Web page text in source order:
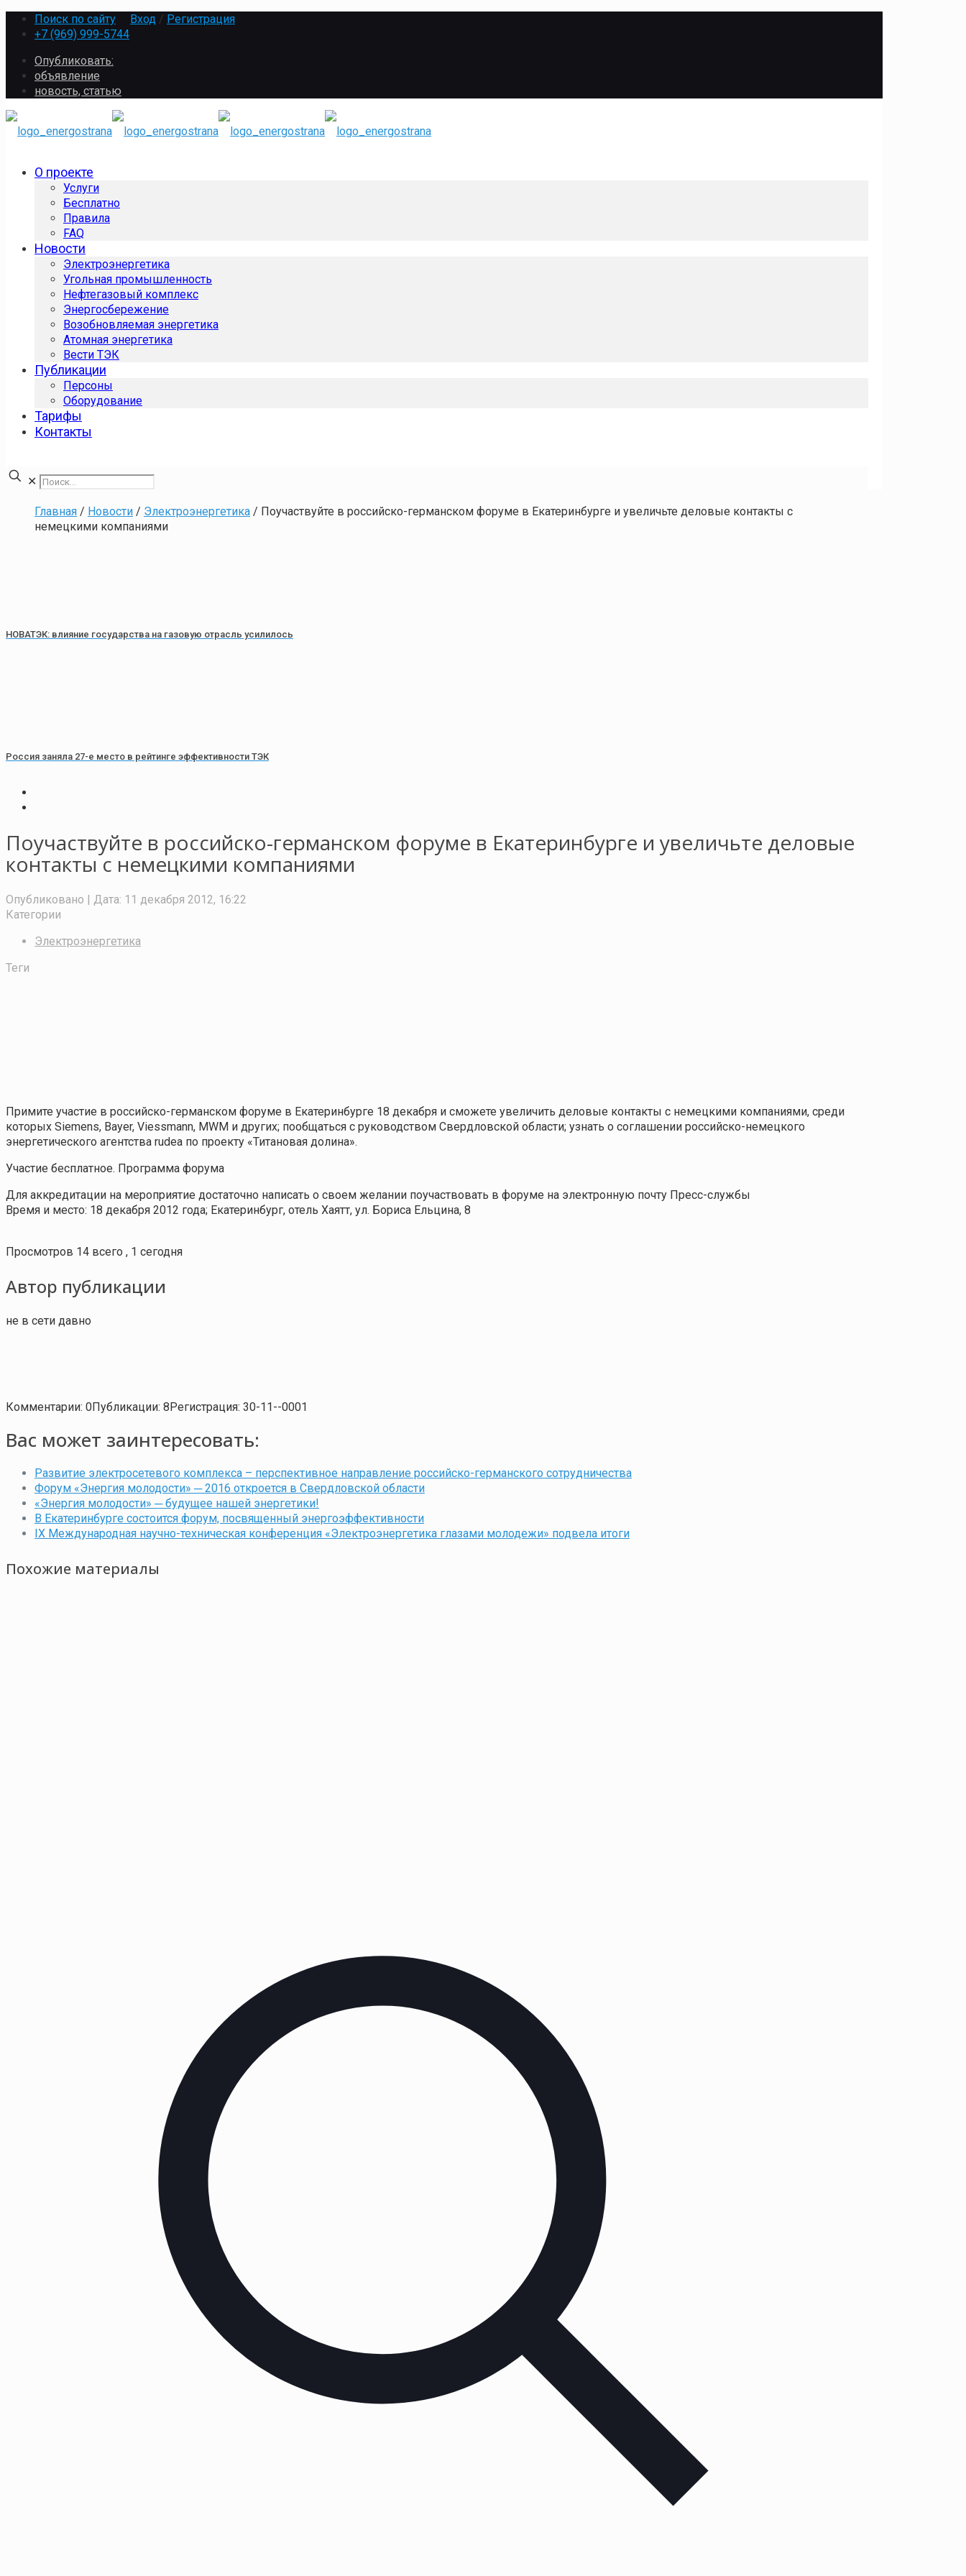
Поиск по сайту Вход / Регистрация
+7 (969) 999-5744
Опубликовать:
объявление
новость, статью
О проекте
Услуги
Бесплатно
Правила
FAQ
Новости
Электроэнергетика
Угольная промышленность
Нефтегазовый комплекс
Энергосбережение
Возобновляемая энергетика
Атомная энергетика
Вести ТЭК
Публикации
Персоны
Оборудование
Тарифы
Контакты
✕
Главная / Новости / Электроэнергетика / Поучаствуйте в российско-германском форуме в Екатеринбурге и увеличьте деловые контакты с
немецкими компаниями
НОВАТЭК: влияние государства на газовую отрасль усилилось
Россия заняла 27-е место в рейтинге эффективности ТЭК
Поучаствуйте в российско-германском форуме в Екатеринбурге и увеличьте деловые
контакты с немецкими компаниями
Опубликовано | Дата: 11 декабря 2012, 16:22
Категории
Электроэнергетика
Теги
Примите участие в российско-германском форуме в Екатеринбурге 18 декабря и сможете увеличить деловые контакты с немецкими компаниями, среди
которых Siemens, Bayer, Viessmann, MWM и других; пообщаться с руководством Свердловской области; узнать о соглашении российско-немецкого
энергетического агентства rudea по проекту «Титановая долина».
Участие бесплатное. Программа форума
Для аккредитации на мероприятие достаточно написать о своем желании поучаствовать в форуме на электронную почту Пресс-службы
Время и место: 18 декабря 2012 года; Екатеринбург, отель Хаятт, ул. Бориса Ельцина, 8
Просмотров 14 всего , 1 сегодня
Автор публикации
не в сети давно
Комментарии: 0Публикации: 8Регистрация: 30-11--0001
Вас может заинтересовать:
Развитие электросетевого комплекса – перспективное направление российско-германского сотрудничества
Форум «Энергия молодости» ─ 2016 откроется в Свердловской области
«Энергия молодости» ─ будущее нашей энергетики!
В Екатеринбурге состоится форум, посвященный энергоэффективности
IX Международная научно-техническая конференция «Электроэнергетика глазами молодежи» подвела итоги
Похожие материалы